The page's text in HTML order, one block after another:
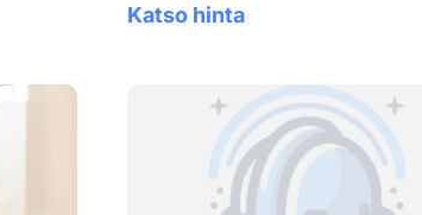
Katso hinta